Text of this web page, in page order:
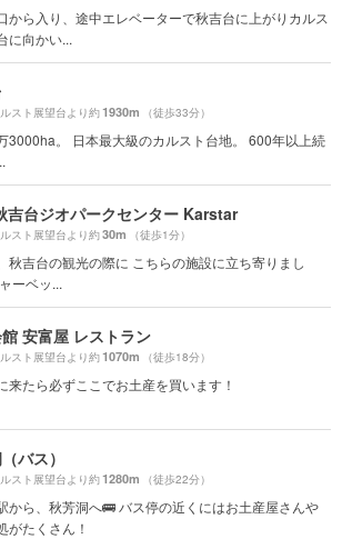
から入り、途中エレベーターで秋吉台に上がりカルス
に向かい...
スト展望台より約1930m （徒歩33分）
3000ha。 日本最大級のカルスト台地。 600年以上続
吉台ジオパークセンター Karstar
スト展望台より約30m （徒歩1分）
秋吉台の観光の際に こちらの施設に立ち寄りまし
ーベッ...
安富屋 レストラン
スト展望台より約1070m （徒歩18分）
来たら必ずここでお土産を買います！
バス）
スト展望台より約1280m （徒歩22分）
から、秋芳洞へ🚌 バス停の近くにはお土産屋さんや
がたくさん！